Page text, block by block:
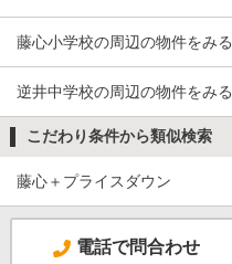
藤心小学校の周辺の物件をみる
逆井中学校の周辺の物件をみる
こだわり条件から類似検索
藤心＋プライスダウン
電話で問合わせ